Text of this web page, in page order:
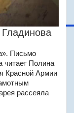
Письмо
читает Полина
Красной Армии
рассеяла